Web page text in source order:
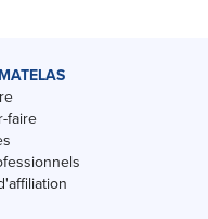
faire